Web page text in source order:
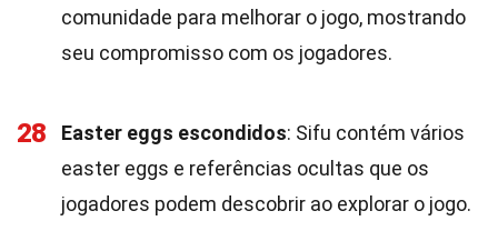
comunidade para melhorar o jogo, mostrando
seu compromisso com os jogadores.
28 Easter eggs escondidos: Sifu contém vários
easter eggs e referências ocultas que os
jogadores podem descobrir ao explorar o jogo.